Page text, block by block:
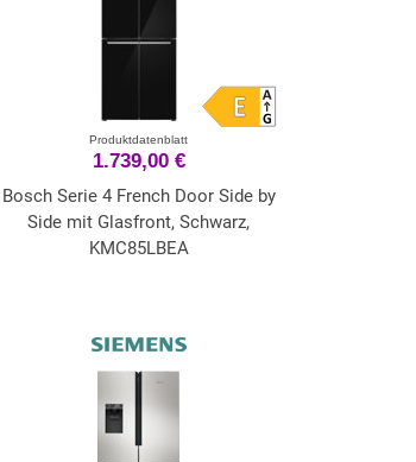
Produktdatenblatt
1.739,00 €
Bosch Serie 4 French Door Side by
Side mit Glasfront, Schwarz,
KMC85LBEA